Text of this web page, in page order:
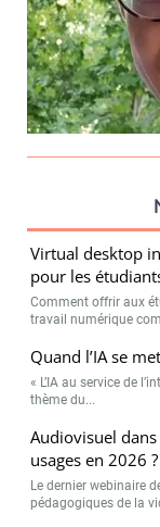
Virtual desktop
pour les
Comment offrir aux
travail numérique
Quand l’IA se
« L’IA au service de
thème du...
Audiovisuel
usages en 2026 ?
Le dernier webinaire
pédagogiques de la